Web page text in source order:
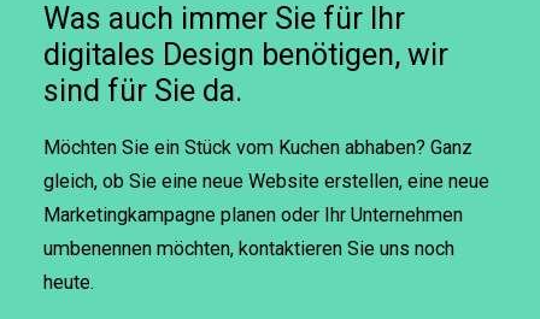
Was auch immer Sie für Ihr
digitales Design benötigen, wir
sind für Sie da.
Möchten Sie ein Stück vom Kuchen abhaben? Ganz
gleich, ob Sie eine neue Website erstellen, eine neue
Marketingkampagne planen oder Ihr Unternehmen
umbenennen möchten, kontaktieren Sie uns noch
heute.